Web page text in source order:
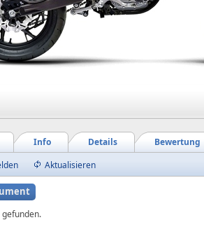
Bewertung
Details
Info
Aktualisieren
gefunden.